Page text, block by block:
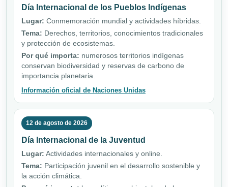
Día Internacional de los Pueblos Indígenas
Lugar: Conmemoración mundial y actividades híbridas.
Tema: Derechos, territorios, conocimientos tradicionales
y protección de ecosistemas.
Por qué importa: numerosos territorios indígenas
conservan biodiversidad y reservas de carbono de
importancia planetaria.
Información oficial de Naciones Unidas
12 de agosto de 2026
Día Internacional de la Juventud
Lugar: Actividades internacionales y online.
Tema: Participación juvenil en el desarrollo sostenible y
la acción climática.